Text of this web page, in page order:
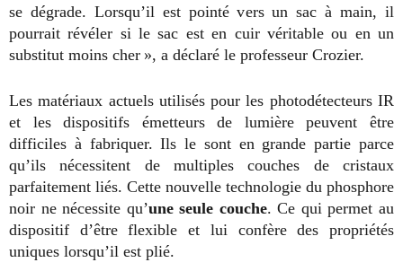
se dégrade. Lorsqu’il est pointé vers un sac à main, il
pourrait révéler si le sac est en cuir véritable ou en un
substitut moins cher », a déclaré le professeur Crozier.
Les matériaux actuels utilisés pour les photodétecteurs IR
et les dispositifs émetteurs de lumière peuvent être
difficiles à fabriquer. Ils le sont en grande partie parce
qu’ils nécessitent de multiples couches de cristaux
parfaitement liés. Cette nouvelle technologie du phosphore
noir ne nécessite qu’une seule couche. Ce qui permet au
dispositif d’être flexible et lui confère des propriétés
uniques lorsqu’il est plié.